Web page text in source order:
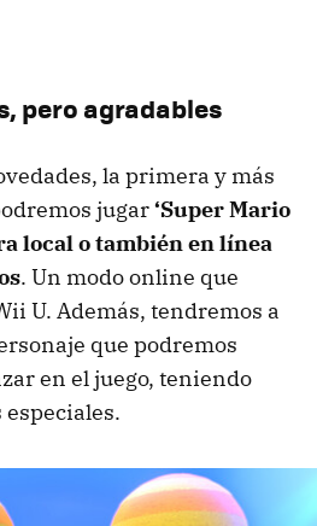
pero agradables
la primera y más
jugar‘Super Mario
local o también en línea
. Un modo online que
U. Además, tendremos a
que podremos
en el juego, teniendo